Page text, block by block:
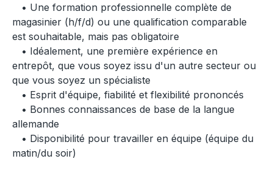
• Une formation professionnelle complète de
magasinier (h/f/d) ou une qualification comparable
est souhaitable, mais pas obligatoire
• Idéalement, une première expérience en
entrepôt, que vous soyez issu d'un autre secteur ou
que vous soyez un spécialiste
• Esprit d'équipe, fiabilité et flexibilité prononcés
• Bonnes connaissances de base de la langue
allemande
• Disponibilité pour travailler en équipe (équipe du
matin/du soir)